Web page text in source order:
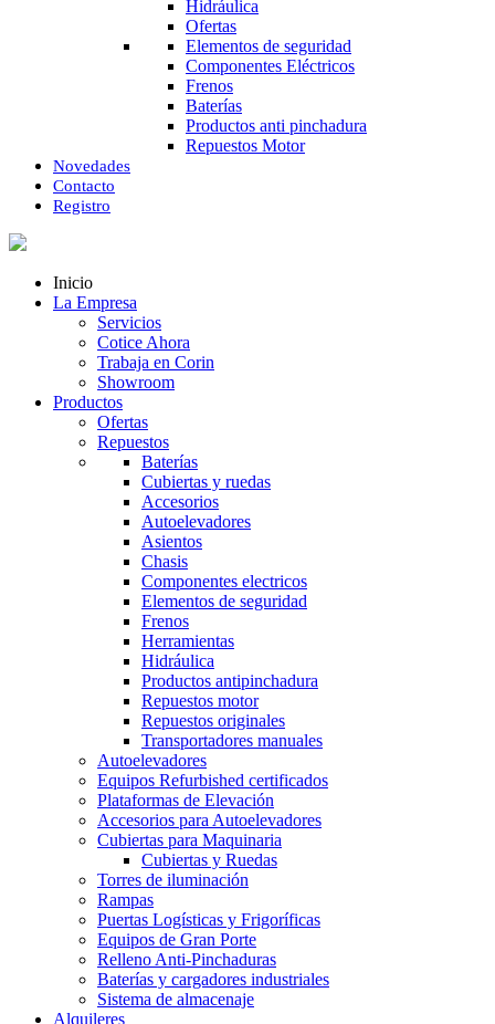
Hidráulica
Ofertas
Elementos de seguridad
Componentes Eléctricos
Frenos
Baterías
Productos anti pinchadura
Repuestos Motor
Novedades
Contacto
Registro
Inicio
La Empresa
Servicios
Cotice Ahora
Trabaja en Corin
Showroom
Productos
Ofertas
Repuestos
Baterías
Cubiertas y ruedas
Accesorios
Autoelevadores
Asientos
Chasis
Componentes electricos
Elementos de seguridad
Frenos
Herramientas
Hidráulica
Productos antipinchadura
Repuestos motor
Repuestos originales
Transportadores manuales
Autoelevadores
Equipos Refurbished certificados
Plataformas de Elevación
Accesorios para Autoelevadores
Cubiertas para Maquinaria
Cubiertas y Ruedas
Torres de iluminación
Rampas
Puertas Logísticas y Frigoríficas
Equipos de Gran Porte
Relleno Anti-Pinchaduras
Baterías y cargadores industriales
Sistema de almacenaje
Alquileres